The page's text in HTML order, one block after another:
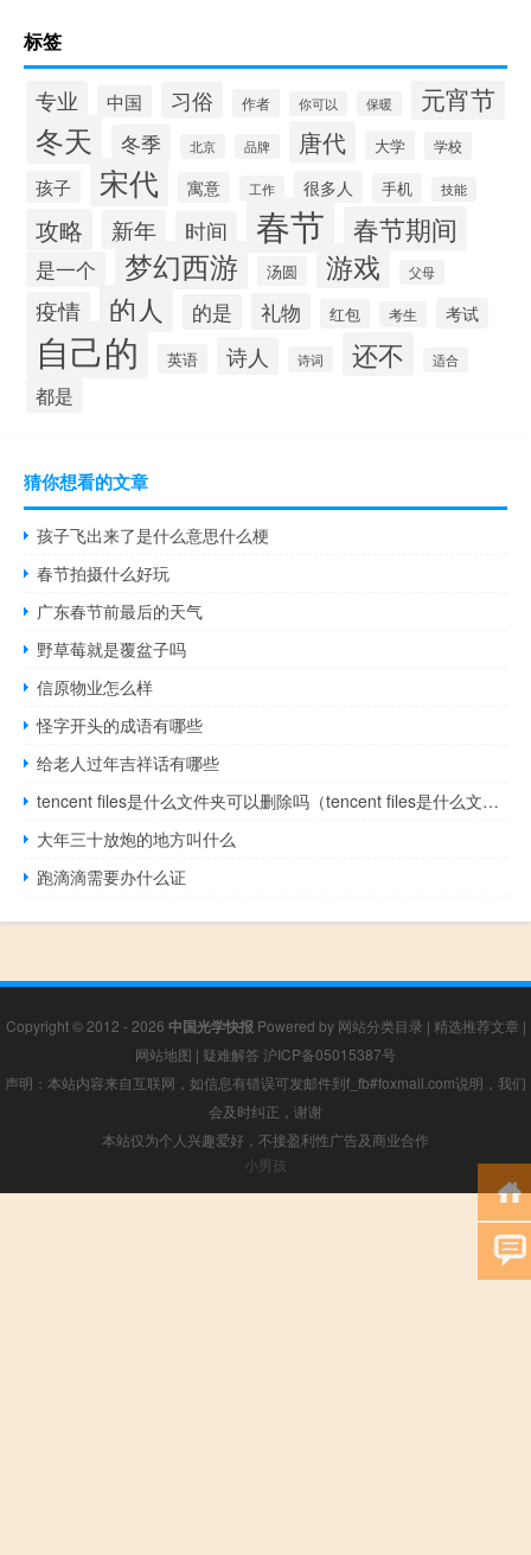
标签
专业 中国 习俗 作者 你可以 保暖 元宵节
冬天 冬季 北京 品牌 唐代 大学 学校
孩子 宋代 寓意 工作 很多人 手机 技能
攻略 新年 时间 春节 春节期间
是一个 梦幻西游 汤圆 游戏 父母
疫情 的人 的是 礼物 红包 考生 考试
自己的 英语 诗人 诗词 还不 适合
都是
猜你想看的文章
孩子飞出来了是什么意思什么梗
春节拍摄什么好玩
广东春节前最后的天气
野草莓就是覆盆子吗
信原物业怎么样
怪字开头的成语有哪些
给老人过年吉祥话有哪些
tencent files是什么文件夹可以删除吗（tencent files是什么文件夹可以删除）
大年三十放炮的地方叫什么
跑滴滴需要办什么证
Copyright © 2012 - 2026 中国光学快报 Powered by 网站分类目录 | 精选推荐文章 |
网站地图 | 疑难解答 沪ICP备05015387号
声明：本站内容来自互联网，如信息有错误可发邮件到f_fb#foxmail.com说明，我们
会及时纠正，谢谢
本站仅为个人兴趣爱好，不接盈利性广告及商业合作
小男孩